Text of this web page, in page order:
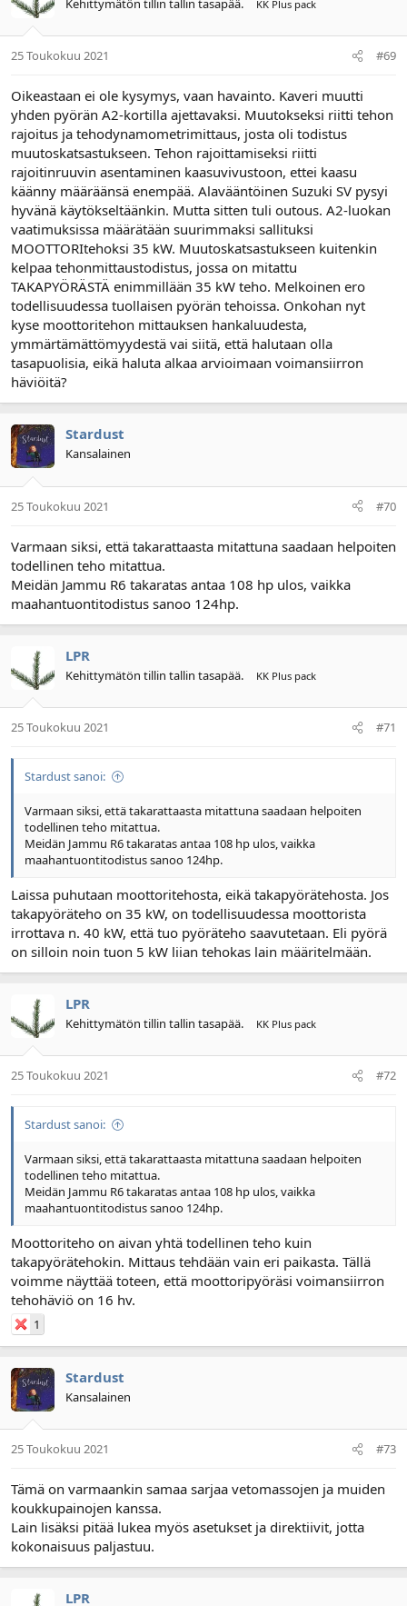
KK Plus pack
25 Toukokuu 2021 #69
Oikeastaan ei ole kysymys, vaan havainto. Kaveri muutti
yhden pyörän A2-kortilla ajettavaksi. Muutokseksi riitti tehon
rajoitus ja tehodynamometrimittaus, josta oli todistus
muutoskatsastukseen. Tehon rajoittamiseksi riitti
rajoitinruuvin asentaminen kaasuvivustoon, ettei kaasu
käänny määräänsä enempää. Alavääntöinen Suzuki SV pysyi
hyvänä käytökseltäänkin. Mutta sitten tuli outous. A2-luokan
vaatimuksissa määrätään suurimmaksi sallituksi
MOOTTORItehoksi 35 kW. Muutoskatsastukseen kuitenkin
kelpaa tehonmittaustodistus, jossa on mitattu
TAKAPYÖRÄSTÄ enimmillään 35 kW teho. Melkoinen ero
todellisuudessa tuollaisen pyörän tehoissa. Onkohan nyt
kyse moottoritehon mittauksen hankaluudesta,
ymmärtämättömyydestä vai siitä, että halutaan olla
tasapuolisia, eikä haluta alkaa arvioimaan voimansiirron
häviöitä?
Stardust
Kansalainen
25 Toukokuu 2021 #70
Varmaan siksi, että takarattaasta mitattuna saadaan helpoiten
todellinen teho mitattua.
Meidän Jammu R6 takaratas antaa 108 hp ulos, vaikka
maahantuontitodistus sanoo 124hp.
LPR
Kehittymätön tillin tallin tasapää. KK Plus pack
25 Toukokuu 2021 #71
Stardust sanoi:
Varmaan siksi, että takarattaasta mitattuna saadaan helpoiten
todellinen teho mitattua.
Meidän Jammu R6 takaratas antaa 108 hp ulos, vaikka
maahantuontitodistus sanoo 124hp.
Laissa puhutaan moottoritehosta, eikä takapyörätehosta. Jos
takapyöräteho on 35 kW, on todellisuudessa moottorista
irrottava n. 40 kW, että tuo pyöräteho saavutetaan. Eli pyörä
on silloin noin tuon 5 kW liian tehokas lain määritelmään.
LPR
Kehittymätön tillin tallin tasapää. KK Plus pack
25 Toukokuu 2021 #72
Stardust sanoi:
Varmaan siksi, että takarattaasta mitattuna saadaan helpoiten
todellinen teho mitattua.
Meidän Jammu R6 takaratas antaa 108 hp ulos, vaikka
maahantuontitodistus sanoo 124hp.
Moottoriteho on aivan yhtä todellinen teho kuin
takapyörätehokin. Mittaus tehdään vain eri paikasta. Tällä
voimme näyttää toteen, että moottoripyöräsi voimansiirron
tehohäviö on 16 hv.
1
Stardust
Kansalainen
25 Toukokuu 2021 #73
Tämä on varmaankin samaa sarjaa vetomassojen ja muiden
koukkupainojen kanssa.
Lain lisäksi pitää lukea myös asetukset ja direktiivit, jotta
kokonaisuus paljastuu.
LPR